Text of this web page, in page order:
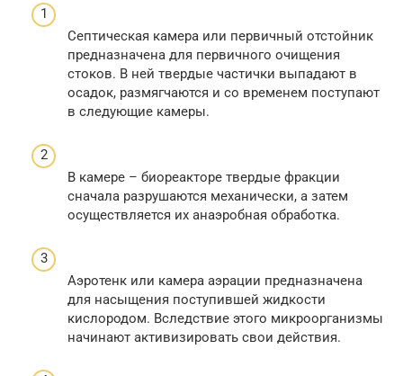
Септическая камера или первичный отстойник
предназначена для первичного очищения
стоков. В ней твердые частички выпадают в
осадок, размягчаются и со временем поступают
в следующие камеры.
В камере – биореакторе твердые фракции
сначала разрушаются механически, а затем
осуществляется их анаэробная обработка.
Аэротенк или камера аэрации предназначена
для насыщения поступившей жидкости
кислородом. Вследствие этого микроорганизмы
начинают активизировать свои действия.